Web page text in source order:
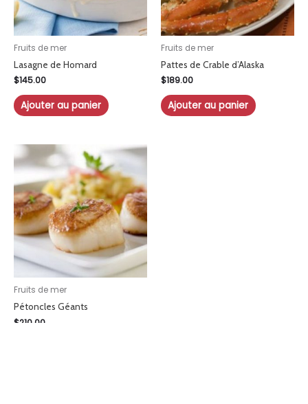
Fruits de mer
Lasagne de Homard
$145.00
Ajouter au panier
Fruits de mer
Pattes de Crable d’Alaska
$189.00
Ajouter au panier
Fruits de mer
Pétoncles Géants
$210.00